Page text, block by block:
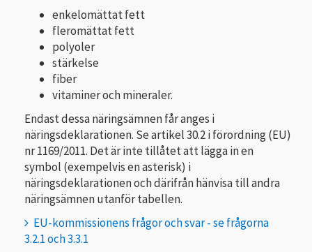
enkelomättat fett
fleromättat fett
polyoler
stärkelse
fiber
vitaminer och mineraler.
Endast dessa näringsämnen får anges i
näringsdeklarationen. Se artikel 30.2 i förordning (EU)
nr 1169/2011. Det är inte tillåtet att lägga in en
symbol (exempelvis en asterisk) i
näringsdeklarationen och därifrån hänvisa till andra
näringsämnen utanför tabellen.
EU-kommissionens frågor och svar - se frågorna
3.2.1 och 3.3.1